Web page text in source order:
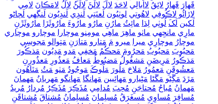
قَھارَ قَھارُ لائِقُ لااُبالِي لاحَدَ لالَ لالَڻَ لالَڻُ لالُ لامَڪانَ لامِي
لاڙائُو لاڪُوفِي لاھُوتِي لوٺِيُون لَعنَتِي لَنڊِي لَنڊِيُون لَنگِهي لَڄاڻو
لَکين لَکَ لُوٺِي لِڌا مائِٽُ مارُنِ مارُو مارُوءَ مارُوئَڙا
مارُوئَڙَنِ
مارِي مانجِهي ماٺو ماھِرَ ماھِي مومِنو موچارا موچارو موچاري
موچارُ موچارِي ميرا ميرو مَ مَتارو مَتارَنِ مَتِوالو مَجوسِي
مَحبُوبَ مَحبُوبُ مَحرُومَ مَحڪُمُ مَخفِي مَدو مَدِيُون مَذڪُورَ
مَذڪُورُ مَرِيضَنِ مَشغُولُ مَضبُوطُ مَعافُ مَعذُورِ مَعذُورِنِ
مَعشُوقَنِ مَعمُورُ مَلاحَ مَلُورَ مَلُوڪَ مَوجُودُ مَٺو مَٽُ مَٿاھُون
مَڙدَ مَڱِڻو مَڱڻا مَڻِيارو مَھائِيين مَھانگا مَھانگو مَھربانُ مَھمانَ
مَھمانُ مُباحُ مُحتاجَنِ مُحِبَ مُدامِي مُذَڪِرَ مُذَڪِرُ مُردارُ مُريدُ
مُسافِرَ مُساوِي مُسغَرَقُ مُسلِمانَ مُسلِمانُ مُشتاقَ مُشتاقَنِ